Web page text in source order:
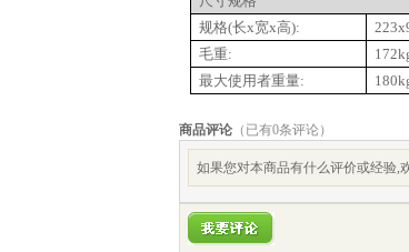
规格(长x宽x高): 223
毛重: 172
最大使用者重量: 18
商品评论（已有0条评论）
如果您对本商品有什么评价或经验,